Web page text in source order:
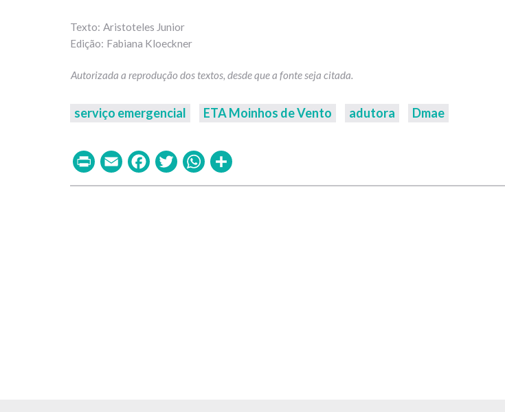
Aristoteles Junior
Fabiana Kloeckner
serviço emergencial ETA Moinhos de Vento adutora Dmae
PrintEmailFacebook
TwitterWhatsApp